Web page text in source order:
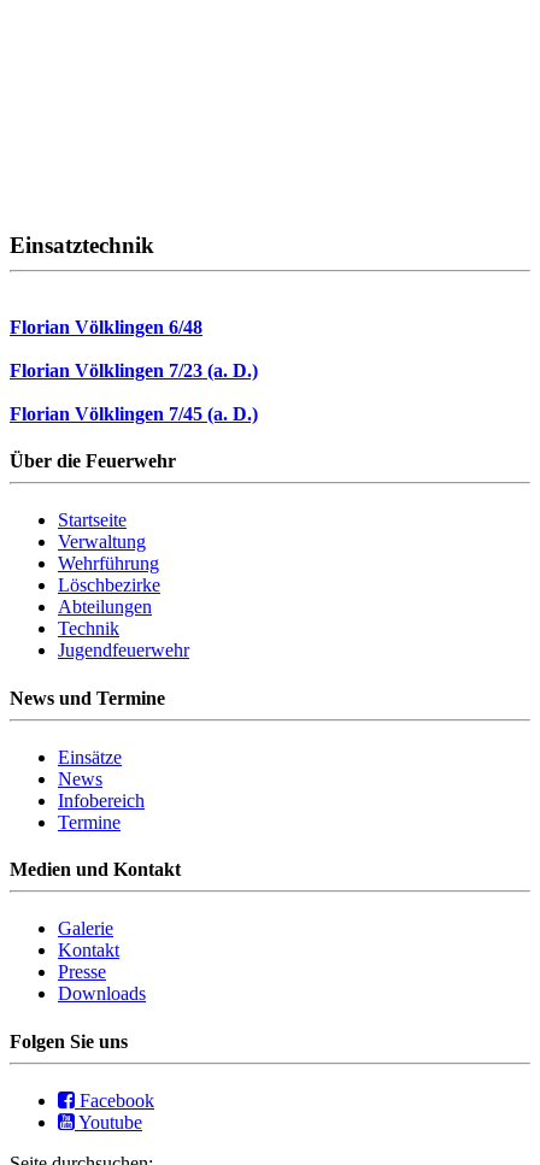
Einsatztechnik
Florian Völklingen 6/48
Florian Völklingen 7/23 (a. D.)
Florian Völklingen 7/45 (a. D.)
Über die Feuerwehr
Startseite
Verwaltung
Wehrführung
Löschbezirke
Abteilungen
Technik
Jugendfeuerwehr
News und Termine
Einsätze
News
Infobereich
Termine
Medien und Kontakt
Galerie
Kontakt
Presse
Downloads
Folgen Sie uns
Facebook
Youtube